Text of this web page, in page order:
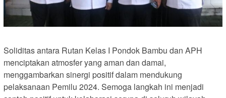
Soliditas antara Rutan Kelas I Pondok Bambu dan APH
menciptakan atmosfer yang aman dan damai,
menggambarkan sinergi positif dalam mendukung
pelaksanaan Pemilu 2024. Semoga langkah ini menjadi